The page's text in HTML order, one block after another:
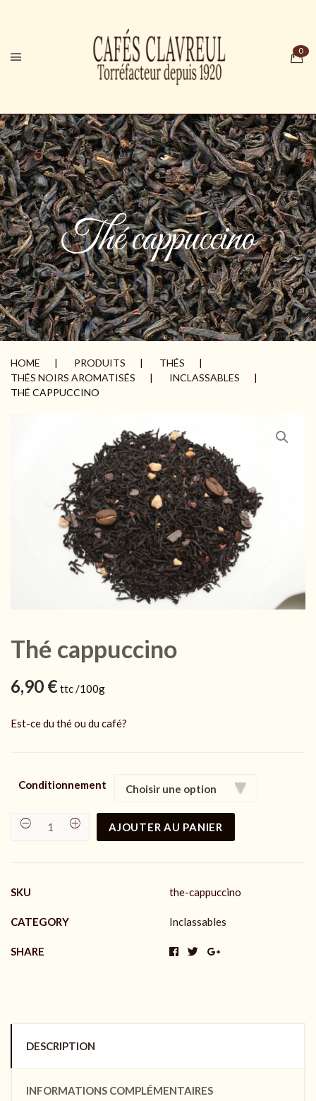
Thé cappuccino
HOME PRODUITS
THÉS
THÉS NOIRS AROMATISÉS
INCLASSABLES
THÉ CAPPUCCINO
Thé cappuccino
6,90 €ttc /100g
Est-ce du thé ou du café?
Conditionnement
Thé
AJOUTER AU PANIER
SKU the-cappuccino
CATEGORY Inclassables
SHARE
DESCRIPTION
INFORMATIONS COMPLÉMENTAIRES